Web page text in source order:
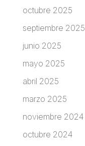
octubre 2025
septiembre 2025
junio 2025
mayo 2025
abril 2025
marzo 2025
noviembre 2024
octubre 2024